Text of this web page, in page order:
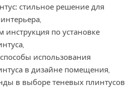
стильное решение для
инструкция по установке
использования
в дизайне помещения,
в выборе теневых плинтусов